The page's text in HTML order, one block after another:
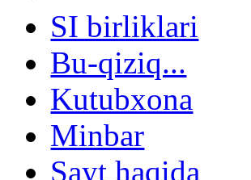
SI birliklari
Bu-qiziq...
Kutubxona
Minbar
Sayt haqida